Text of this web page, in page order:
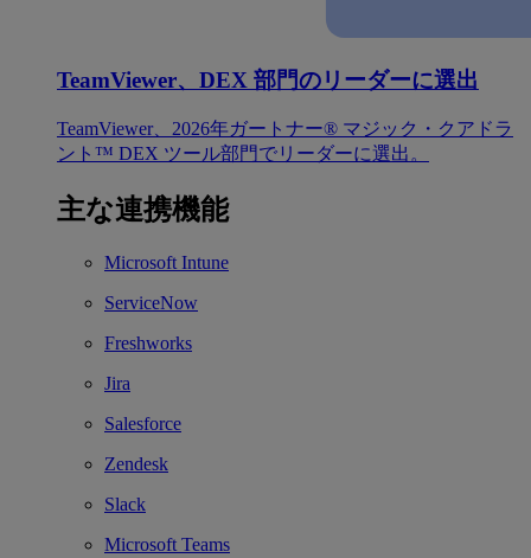
TeamViewer、DEX 部門のリーダーに選出
TeamViewer、2026年ガートナー® マジック・クアドラ
ント™ DEX ツール部門でリーダーに選出。
主な連携機能
Microsoft Intune
ServiceNow
Freshworks
Jira
Salesforce
Zendesk
Slack
Microsoft Teams